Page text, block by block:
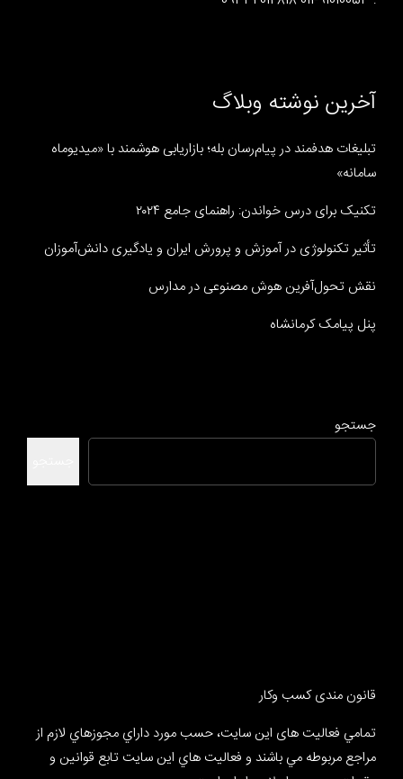
آخرین نوشته وبلاگ
تبلیغات هدفمند در پیام‌رسان بله؛ بازاریابی هوشمند با «میدیوماه
سامانه»
تکنیک برای درس خواندن: راهنمای جامع ۲۰۲۴
تأثیر تکنولوژی در آموزش و پرورش ایران و یادگیری دانش‌آموزان
نقش تحول‌آفرین هوش مصنوعی در مدارس
پنل پیامک کرمانشاه
جستجو
قانون مندی کسب وکار
تمامي فعالیت های این سایت، حسب مورد داراي مجوزهاي لازم از
مراجع مربوطه مي باشند و فعاليت هاي اين سايت تابع قوانين و